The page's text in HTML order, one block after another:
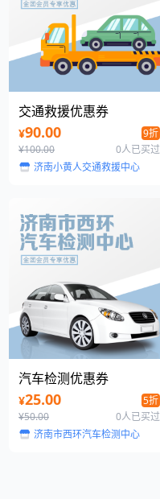
交通救援优惠券
¥90.00
9折
¥100.00
0人已买过
济南小黄人交通救援中心
汽车检测优惠券
¥25.00
5折
¥50.00
0人已买过
济南市西环汽车检测中心